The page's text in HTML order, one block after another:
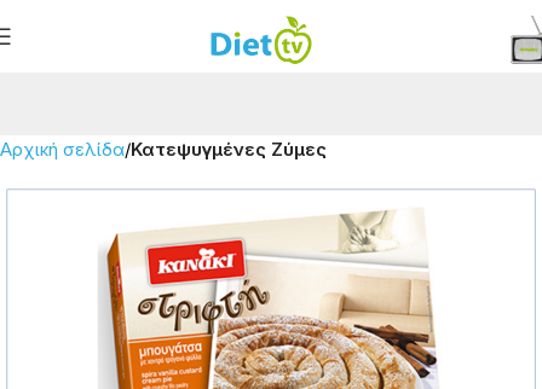
Αρχική σελίδα Κατεψυγμένες Ζύμες